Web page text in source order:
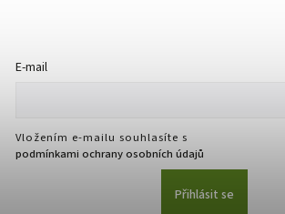
E-mail
Vložením e-mailu souhlasíte s
podmínkami ochrany osobních údajů
Přihlásit se